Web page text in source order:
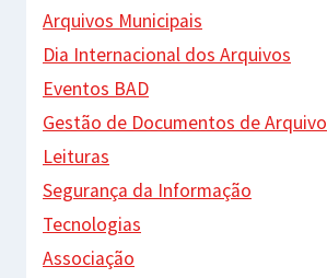
Arquivos Municipais
Dia Internacional dos Arquivos
Eventos BAD
Gestão de Documentos de Arquivo
Leituras
Segurança da Informação
Tecnologias
Associação